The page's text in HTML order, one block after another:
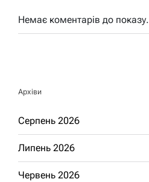
Немає коментарів до показу.
Архіви
Серпень 2026
Липень 2026
Червень 2026